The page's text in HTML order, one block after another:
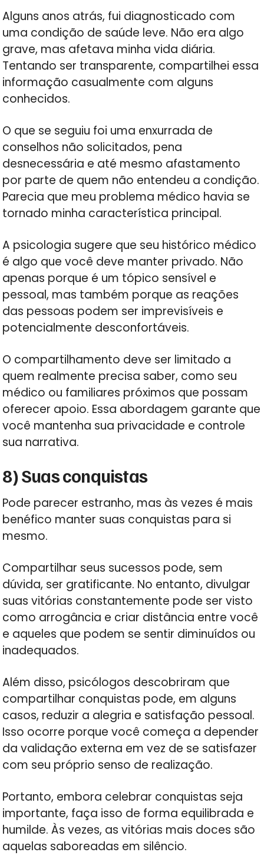
Alguns anos atrás, fui diagnosticado com
uma condição de saúde leve. Não era algo
grave, mas afetava minha vida diária.
Tentando ser transparente, compartilhei essa
informação casualmente com alguns
conhecidos.
O que se seguiu foi uma enxurrada de
conselhos não solicitados, pena
desnecessária e até mesmo afastamento
por parte de quem não entendeu a condição.
Parecia que meu problema médico havia se
tornado minha característica principal.
A psicologia sugere que seu histórico médico
é algo que você deve manter privado. Não
apenas porque é um tópico sensível e
pessoal, mas também porque as reações
das pessoas podem ser imprevisíveis e
potencialmente desconfortáveis.
O compartilhamento deve ser limitado a
quem realmente precisa saber, como seu
médico ou familiares próximos que possam
oferecer apoio. Essa abordagem garante que
você mantenha sua privacidade e controle
sua narrativa.
8) Suas conquistas
Pode parecer estranho, mas às vezes é mais
benéfico manter suas conquistas para si
mesmo.
Compartilhar seus sucessos pode, sem
dúvida, ser gratificante. No entanto, divulgar
suas vitórias constantemente pode ser visto
como arrogância e criar distância entre você
e aqueles que podem se sentir diminuídos ou
inadequados.
Além disso, psicólogos descobriram que
compartilhar conquistas pode, em alguns
casos, reduzir a alegria e satisfação pessoal.
Isso ocorre porque você começa a depender
da validação externa em vez de se satisfazer
com seu próprio senso de realização.
Portanto, embora celebrar conquistas seja
importante, faça isso de forma equilibrada e
humilde. Às vezes, as vitórias mais doces são
aquelas saboreadas em silêncio.